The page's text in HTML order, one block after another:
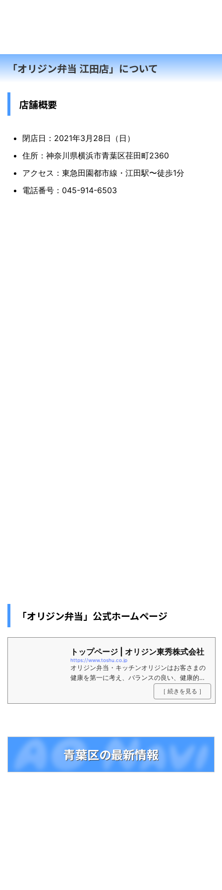
「オリジン弁当 江田店」について
店舗概要
閉店日：2021年3月28日（日）
住所：神奈川県横浜市青葉区荏田町2360
アクセス：東急田園都市線・江田駅〜徒歩1分
電話番号：045-914-6503
「オリジン弁当」公式ホームページ
トップページ | オリジン東秀株式会社
https://www.toshu.co.jp
オリジン弁当・キッチンオリジンはお客さまの
健康を第一に考え、バランスの良い、健康的な
［ 続きを見る ］
青葉区の最新情報